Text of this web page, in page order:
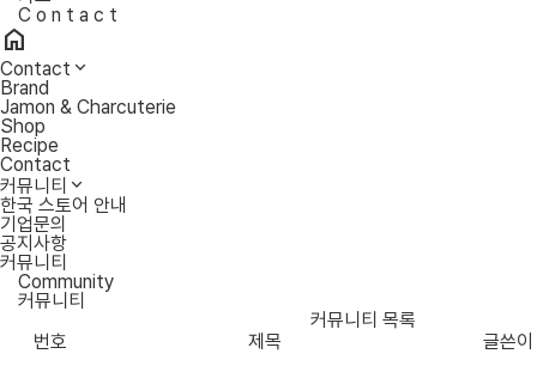
C o n t a c t
home
Contact
Brand
Jamon & Charcuterie
Shop
Recipe
Contact
커뮤니티
한국 스토어 안내
기업문의
공지사항
커뮤니티
Community
커뮤니티
커뮤니티 목록
번호
제목 글쓴이